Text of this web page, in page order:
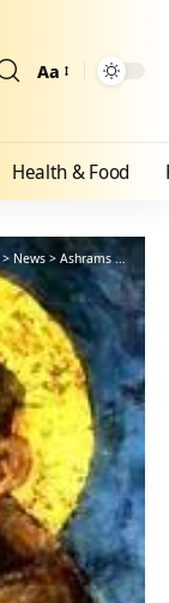
Aa
Health & Food
> News > Ashrams>